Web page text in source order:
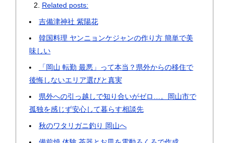
Related posts:
吉備津神社 紫陽花
韓国料理 ヤンニョンケジャンの作り方 簡単で美
味しい
「岡山 転勤 最悪」って本当？県外からの移住で
後悔しないエリア選びと真実
県外への引っ越しで知り合いがゼロ…。岡山市で
孤独を感じず安心して暮らす相談先
秋のワタリガニ釣り 岡山へ